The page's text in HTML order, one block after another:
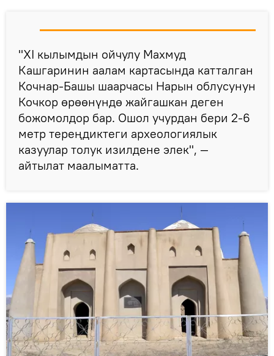
"XI кылымдын ойчулу Махмуд
Кашгаринин аалам картасында катталган
Кочнар-Башы шаарчасы Нарын облусунун
Кочкор өрөөнүндө жайгашкан деген
божомолдор бар. Ошол учурдан бери 2-6
метр тереңдиктеги археологиялык
казуулар толук изилдене элек", —
айтылат маалыматта.